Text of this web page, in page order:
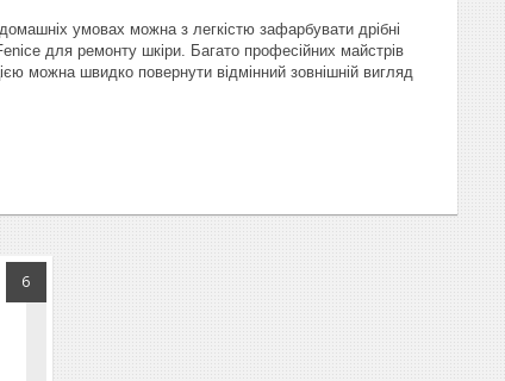
умовах можна з легкістю зафарбувати дрібні
для ремонту шкіри. Багато професійних майстрів
можна швидко повернути відмінний зовнішній вигляд
6